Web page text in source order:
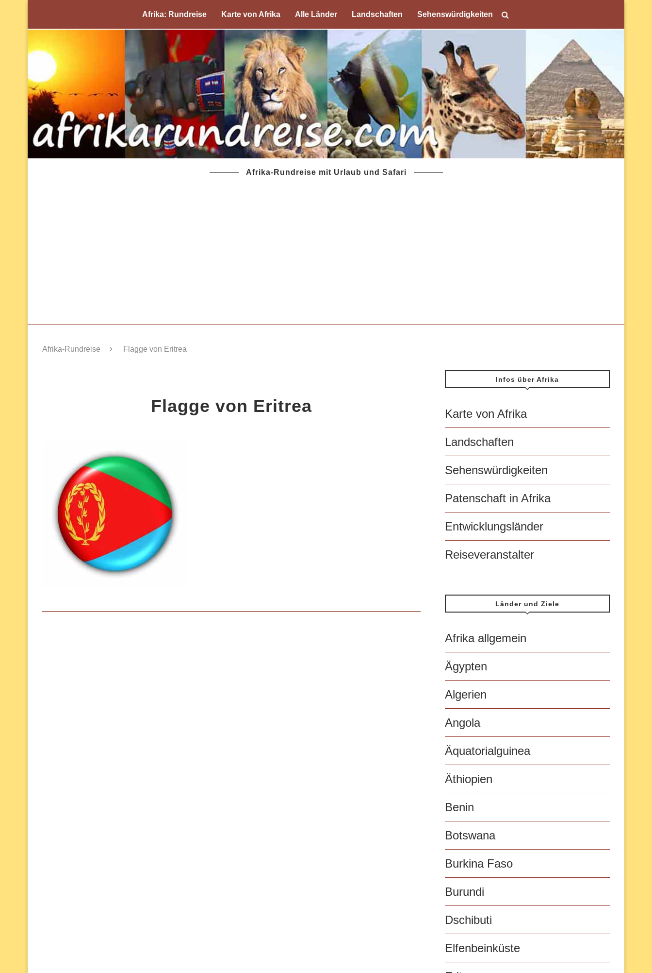
Afrika: Rundreise Karte von Afrika Alle Länder Landschaften Sehenswürdigkeiten
Afrika-Rundreise mit Urlaub und Safari
Afrika-Rundreise Flagge von Eritrea
Flagge von Eritrea
Infos über Afrika
Karte von Afrika
Landschaften
Sehenswürdigkeiten
Patenschaft in Afrika
Entwicklungsländer
Reiseveranstalter
Länder und Ziele
Afrika allgemein
Ägypten
Algerien
Angola
Äquatorialguinea
Äthiopien
Benin
Botswana
Burkina Faso
Burundi
Dschibuti
Elfenbeinküste